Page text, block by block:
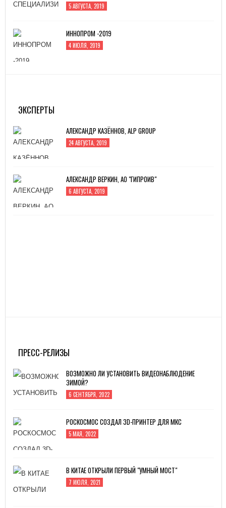
5 АВГУСТА, 2019
ИННОПРОМ -2019
4 ИЮЛЯ, 2019
ЭКСПЕРТЫ
АЛЕКСАНДР КАЗЁННОВ, ALP GROUP
24 АВГУСТА, 2019
АЛЕКСАНДР ВЕРКИН, АО "ГИПРОИВ"
6 АВГУСТА, 2019
ПРЕСС-РЕЛИЗЫ
ВОЗМОЖНО ЛИ УСТАНОВИТЬ ВИДЕОНАБЛЮДЕНИЕ
ЗИМОЙ?
6 СЕНТЯБРЯ, 2022
РОСКОСМОС СОЗДАЛ 3D-ПРИНТЕР ДЛЯ МКС
5 МАЯ, 2022
В КИТАЕ ОТКРЫЛИ ПЕРВЫЙ "УМНЫЙ МОСТ"
7 ИЮЛЯ, 2021